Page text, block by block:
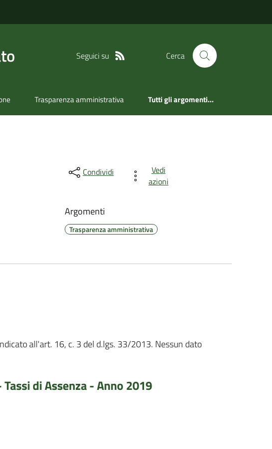
Seguici su Cerca
Trasparenza amministrativa Tutti gli argomenti...
Condividi
Vedi
azioni
Argomenti
Trasparenza amministrativa
all'art. 16, c. 3 del d.lgs. 33/2013. Nessun dato
di Assenza - Anno 2019